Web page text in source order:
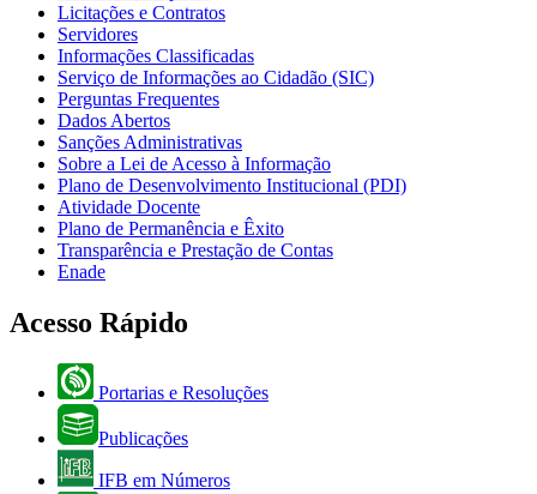
Licitações e Contratos
Servidores
Informações Classificadas
Serviço de Informações ao Cidadão (SIC)
Perguntas Frequentes
Dados Abertos
Sanções Administrativas
Sobre a Lei de Acesso à Informação
Plano de Desenvolvimento Institucional (PDI)
Atividade Docente
Plano de Permanência e Êxito
Transparência e Prestação de Contas
Enade
Acesso Rápido
Portarias e Resoluções
Publicações
IFB em Números